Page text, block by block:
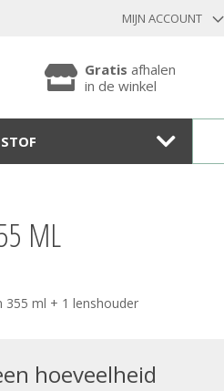
MIJN ACCOUNT
BESTAANDE KLANT
wachtwoord
MELD JE AAN
Gratis afhalen
in de winkel
ML
355 ml + 1 lenshouder
hoeveelheid